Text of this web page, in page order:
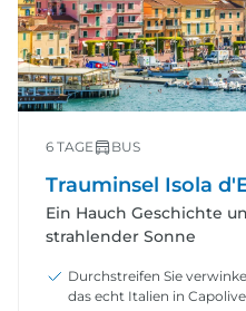
6 TAGE BUS
Trauminsel Isola
Ein Hauch Geschichte
strahlender Sonne
Durchstreifen Sie
das echt Italien in